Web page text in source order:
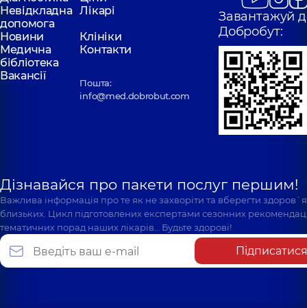
Невідкладна
допомога
Лікарі
Новини
Клініки
Медична
бібліотека
Контакти
Вакансії
Пошта:
info@med.dobrobut.com
Завантажуй
Добробут:
Дізнавайся про пакети послуг першим!
Важлива інформація про те як не захворіти та вберегти
близьких. Цикл підготовлених експертами сезонних
тематичних порад наших лікарів… Будьте здорові!
Підписатися